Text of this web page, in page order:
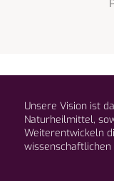
Unsere Vision ist
Naturheilmittel,
Weiterentwickeln
wissenschaftlichen